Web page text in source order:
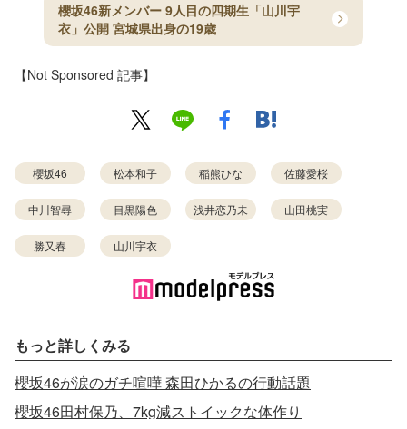
櫻坂46新メンバー 9人目の四期生「山川宇
衣」公開 宮城県出身の19歳
【Not Sponsored 記事】
櫻坂46 松本和子 稲熊ひな 佐藤愛桜
中川智尋 目黒陽色 浅井恋乃未 山田桃実
勝又春 山川宇衣
もっと詳しくみる
櫻坂46が涙のガチ喧嘩 森田ひかるの行動話題
櫻坂46田村保乃、7kg減ストイックな体作り